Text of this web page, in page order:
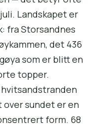
Landskapet er
fra Storsandnes
det 436
som er blitt en
topper.
sundet er en
form. 68